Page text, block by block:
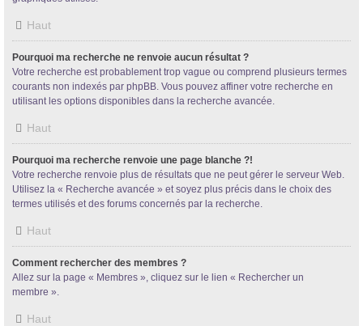
Haut
Pourquoi ma recherche ne renvoie aucun résultat ?
Votre recherche est probablement trop vague ou comprend plusieurs termes
courants non indexés par phpBB. Vous pouvez affiner votre recherche en
utilisant les options disponibles dans la recherche avancée.
Haut
Pourquoi ma recherche renvoie une page blanche ?!
Votre recherche renvoie plus de résultats que ne peut gérer le serveur Web.
Utilisez la « Recherche avancée » et soyez plus précis dans le choix des
termes utilisés et des forums concernés par la recherche.
Haut
Comment rechercher des membres ?
Allez sur la page « Membres », cliquez sur le lien « Rechercher un
membre ».
Haut